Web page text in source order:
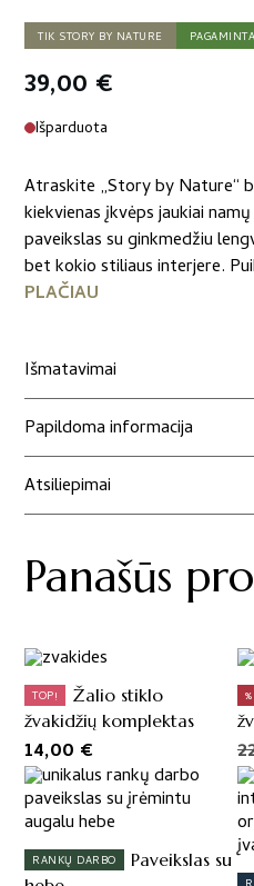
TIK STORY BY NATURE
39,00 €
Išparduota
Atraskite „Story by Nature“
kiekvienas įkvėps jaukiai
paveikslas su ginkmedžiu
bet kokio stiliaus interjere.
PLAČIAU
Išmatavimai
Papildoma informacija
Atsiliepimai
Panašūs
TOP!
Žalio stiklo
žvakidžių komplektas
14,00 €
%
RANKŲ DARBO
Paveikslas su